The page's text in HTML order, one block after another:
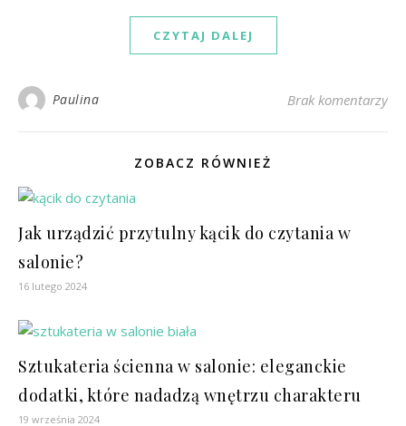
CZYTAJ DALEJ
Paulina Brak komentarzy
ZOBACZ RÓWNIEŻ
Jak urządzić przytulny kącik do czytania w
salonie?
16 lutego 2024
Sztukateria ścienna w salonie: eleganckie
dodatki, które nadadzą wnętrzu charakteru
19 września 2024